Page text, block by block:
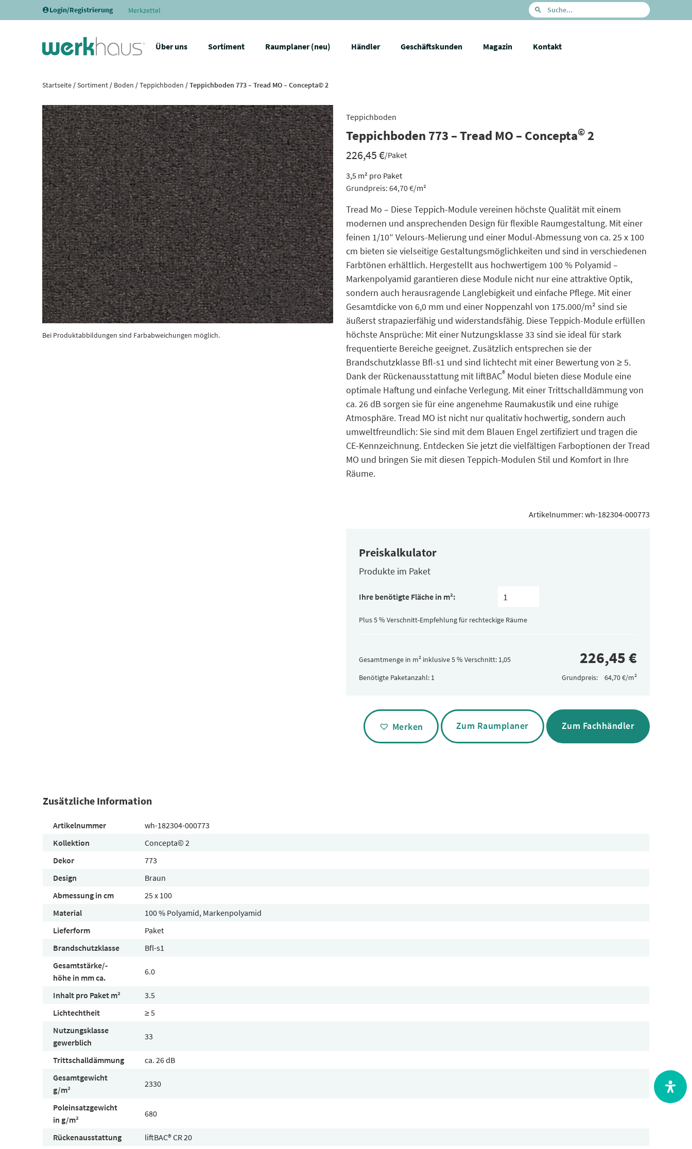
Login/Registrierung Merkzettel
Über uns Sortiment Raumplaner (neu) Händler Geschäftskunden Magazin Kontakt
Startseite/Sortiment/ Boden /Teppichboden / Teppichboden 773 – Tread MO – Concepta© 2
Bei Produktabbildungen sind Farbabweichungen möglich.
Teppichboden
Teppichboden 773 – Tread MO – Concepta© 2
226,45€/Paket
3,5 m² pro Paket
Grundpreis: 64,70€/m²
Tread Mo – Diese Teppich-Module vereinen höchste Qualität mit einem
modernen und ansprechenden Design für flexible Raumgestaltung. Mit einer
feinen 1/10″ Velours-Melierung und einer Modul-Abmessung von ca. 25 x 100
cm bieten sie vielseitige Gestaltungsmöglichkeiten und sind in verschiedenen
Farbtönen erhältlich. Hergestellt aus hochwertigem 100 % Polyamid –
Markenpolyamid garantieren diese Module nicht nur eine attraktive Optik,
sondern auch herausragende Langlebigkeit und einfache Pflege. Mit einer
Gesamtdicke von 6,0 mm und einer Noppenzahl von 175.000/m² sind sie
äußerst strapazierfähig und widerstandsfähig. Diese Teppich-Module erfüllen
höchste Ansprüche: Mit einer Nutzungsklasse 33 sind sie ideal für stark
frequentierte Bereiche geeignet. Zusätzlich entsprechen sie der
Brandschutzklasse Bfl-s1 und sind lichtecht mit einer Bewertung von ≥ 5.
Dank der Rückenausstattung mit liftBAC® Modul bieten diese Module eine
optimale Haftung und einfache Verlegung. Mit einer Trittschalldämmung von
ca. 26 dB sorgen sie für eine angenehme Raumakustik und eine ruhige
Atmosphäre. Tread MO ist nicht nur qualitativ hochwertig, sondern auch
umweltfreundlich: Sie sind mit dem Blauen Engel zertifiziert und tragen die
CE-Kennzeichnung. Entdecken Sie jetzt die vielfältigen Farboptionen der Tread
MO und bringen Sie mit diesen Teppich-Modulen Stil und Komfort in Ihre
Räume.
Artikelnummer: wh-182304-000773
Preiskalkulator
Produkte im Paket
pro
(versteckt)
Ihre benötigte Fläche in m²:
Plus 5 % Verschnitt-Empfehlung für rechteckige Räume
Gesamtmenge in m² inklusive 5 % Verschnitt:
Benötigte Paketanzahl:
Grundpreis:
Alternative:
Merken Zum Raumplaner Zum Fachhändler
Zusätzliche Information
Artikelnummer
wh-182304-000773
Kollektion
Concepta© 2
Dekor
773
Design
Braun
Abmessung in cm
25 x 100
Material
100 % Polyamid, Markenpolyamid
Lieferform
Paket
Brandschutzklasse
Bfl-s1
Gesamtstärke/-
höhe in mm ca.
6.0
Inhalt pro Paket m²
3.5
Lichtechtheit
≥ 5
Nutzungsklasse
gewerblich
33
Trittschalldämmung
ca. 26 dB
Gesamtgewicht
g/m²
2330
Poleinsatzgewicht
in g/m²
680
Rückenausstattung
liftBAC® CR 20